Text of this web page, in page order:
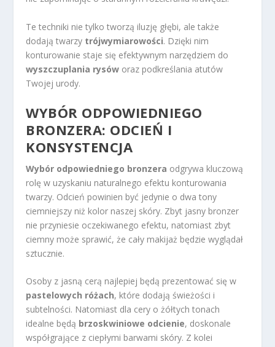
Te techniki nie tylko tworzą iluzję głębi, ale także
dodają twarzy trójwymiarowości. Dzięki nim
konturowanie staje się efektywnym narzędziem do
wyszczuplania rysów oraz podkreślania atutów
Twojej urody.
WYBÓR ODPOWIEDNIEGO
BRONZERA: ODCIEŃ I
KONSYSTENCJA
Wybór odpowiedniego bronzera odgrywa kluczową
rolę w uzyskaniu naturalnego efektu konturowania
twarzy. Odcień powinien być jedynie o dwa tony
ciemniejszy niż kolor naszej skóry. Zbyt jasny bronzer
nie przyniesie oczekiwanego efektu, natomiast zbyt
ciemny może sprawić, że cały makijaż będzie wyglądał
sztucznie.
Osoby z jasną cerą najlepiej będą prezentować się w
pastelowych różach, które dodają świeżości i
subtelności. Natomiast dla cery o żółtych tonach
idealne będą brzoskwiniowe odcienie, doskonale
współgrające z ciepłymi barwami skóry. Z kolei